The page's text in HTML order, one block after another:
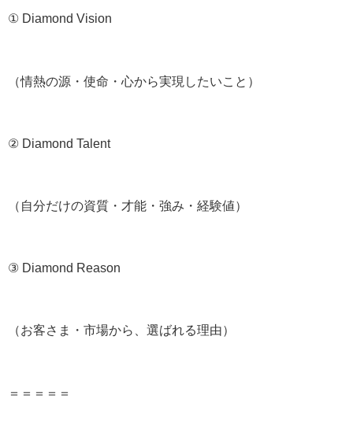
① Diamond Vision
（情熱の源・使命・心から実現したいこと）
② Diamond Talent
（自分だけの資質・才能・強み・経験値）
③ Diamond Reason
（お客さま・市場から、選ばれる理由）
＝＝＝＝＝